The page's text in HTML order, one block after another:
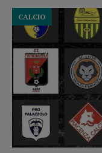
CALCIO